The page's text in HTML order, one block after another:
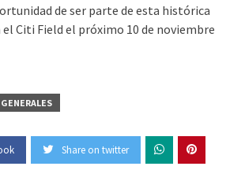
de ser parte de esta histórica
Citi Field el próximo 10 de noviembre
GENERALES
Share on twitter